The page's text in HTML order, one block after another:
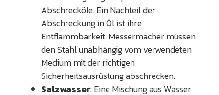
Abschrecköle. Ein Nachteil der
Abschreckung in Öl ist ihre
Entflammbarkeit. Messermacher müssen
den Stahl unabhängig vom verwendeten
Medium mit der richtigen
Sicherheitsausrüstung abschrecken.
Salzwasser: Eine Mischung aus Wasser